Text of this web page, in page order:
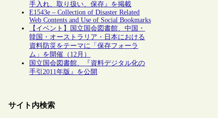
手入れ、取り扱い、保存』を掲載
E1543e – Collection of Disaster Related
Web Contents and Use of Social Bookmarks
【イベント】国立国会図書館、中国・
韓国・オーストラリア・日本における
資料防災をテーマに「保存フォーラ
ム」を開催（12月）
国立国会図書館、『資料デジタル化の
手引2011年版』を公開
サイト内検索